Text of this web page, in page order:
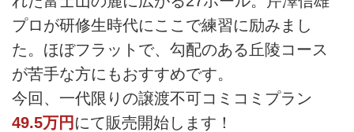
プロが研修生時代にここで練習に励みまし
た。ほぼフラットで、勾配のある丘陵コース
が苦手な方にもおすすめです。
今回、一代限りの譲渡不可コミコミプラン
49.5万円 にて販売開始します！